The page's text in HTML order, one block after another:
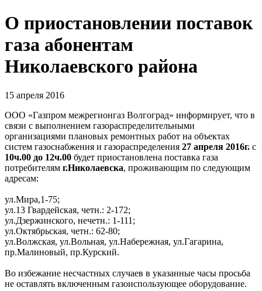
О приостановлении поставок
газа абонентам
Николаевского района
15 апреля 2016
ООО «Газпром межрегионгаз Волгоград» информирует, что в
связи с выполнением газораспределительными
организациями плановых ремонтных работ на объектах
систем газоснабжения и газораспределения 27 апреля 2016г. с
10ч.00 до 12ч.00 будет приостановлена поставка газа
потребителям г.Николаевска, проживающим по следующим
адресам:
ул.Мира,1-75;
ул.13 Гвардейская, четн.: 2-172;
ул.Дзержинского, нечетн.: 1-111;
ул.Октябрьская, четн.: 62-80;
ул.Волжская, ул.Вольная, ул.Набережная, ул.Гагарина,
пр.Малиновый, пр.Курский.
Во избежание несчастных случаев в указанные часы просьба
не оставлять включенным газоиспользующее оборудование.